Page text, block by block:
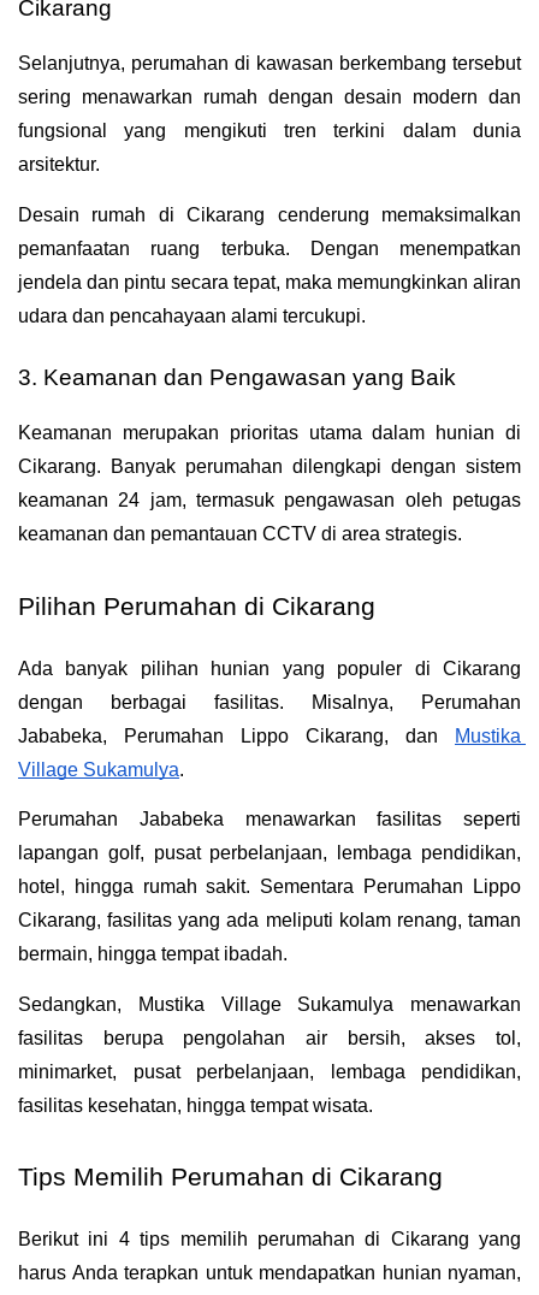
Cikarang
Selanjutnya, perumahan di kawasan berkembang tersebut
sering menawarkan rumah dengan desain modern dan
fungsional yang mengikuti tren terkini dalam dunia
arsitektur.
Desain rumah di Cikarang cenderung memaksimalkan
pemanfaatan ruang terbuka. Dengan menempatkan
jendela dan pintu secara tepat, maka memungkinkan aliran
udara dan pencahayaan alami tercukupi.
3. Keamanan dan Pengawasan yang Baik
Keamanan merupakan prioritas utama dalam hunian di
Cikarang. Banyak perumahan dilengkapi dengan sistem
keamanan 24 jam, termasuk pengawasan oleh petugas
keamanan dan pemantauan CCTV di area strategis.
Pilihan Perumahan di Cikarang
Ada banyak pilihan hunian yang populer di Cikarang
dengan berbagai fasilitas. Misalnya, Perumahan
Jababeka, Perumahan Lippo Cikarang, dan
Mustika
Village Sukamulya.
Perumahan Jababeka menawarkan fasilitas seperti
lapangan golf, pusat perbelanjaan, lembaga pendidikan,
hotel, hingga rumah sakit. Sementara Perumahan Lippo
Cikarang, fasilitas yang ada meliputi kolam renang, taman
bermain, hingga tempat ibadah.
Sedangkan, Mustika Village Sukamulya menawarkan
fasilitas berupa pengolahan air bersih, akses tol,
minimarket, pusat perbelanjaan, lembaga pendidikan,
fasilitas kesehatan, hingga tempat wisata.
Tips Memilih Perumahan di Cikarang
Berikut ini 4 tips memilih perumahan di Cikarang yang
harus Anda terapkan untuk mendapatkan hunian nyaman,